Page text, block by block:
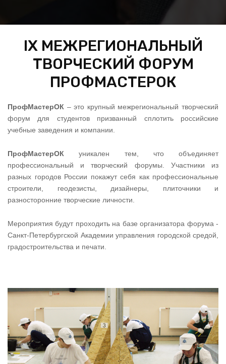
IX МЕЖРЕГИОНАЛЬНЫЙ
ТВОРЧЕСКИЙ ФОРУМ
ПРОФМАСТЕРОК
ПрофМастерОК – это крупный межрегиональный творческий
форум для студентов призванный сплотить российские
учебные заведения и компании.
ПрофМастерОК уникален тем, что объединяет
профессиональный и творческий форумы. Участники из
разных городов России покажут себя как профессиональные
строители, геодезисты, дизайнеры, плиточники и
разносторонние творческие личности.
Мероприятия будут проходить на базе организатора форума -
Санкт-Петербургской Академии управления городской средой,
градостроительства и печати.